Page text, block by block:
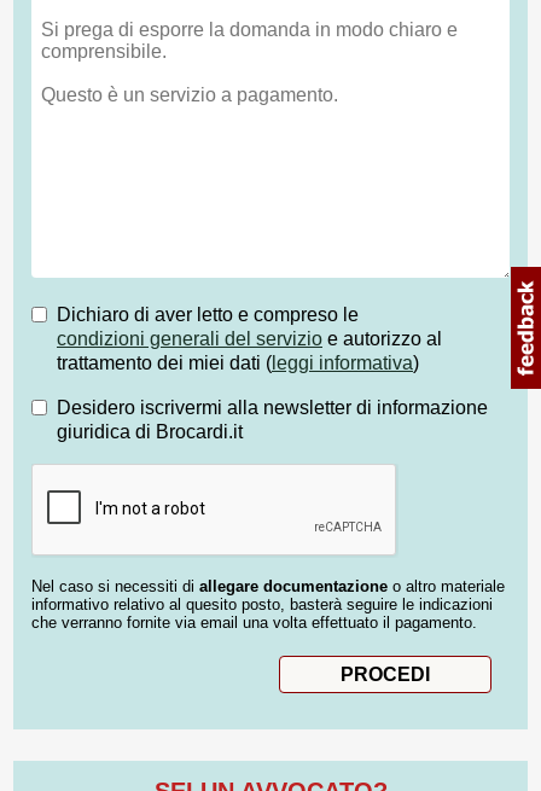
Dichiaro di aver letto e compreso le
condizioni generali del servizio e autorizzo al
trattamento dei miei dati ( leggi informativa)
Desidero iscrivermi alla newsletter di informazione
giuridica di Brocardi.it
Nel caso si necessiti di allegare documentazione o altro materiale
informativo relativo al quesito posto, basterà seguire le indicazioni
che verranno fornite via email una volta effettuato il pagamento.